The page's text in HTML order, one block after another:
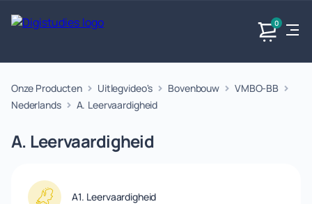
0
Exacte
vakken
vakken.
Taalvakken Maatschappijvakken
Geen vakken.
Producten
Onze Producten Uitlegvideo's Bovenbouw
VMBO-BB
Nederlands
A. Leervaardigheid
A. Leervaardigheid
A1. Leervaardigheid